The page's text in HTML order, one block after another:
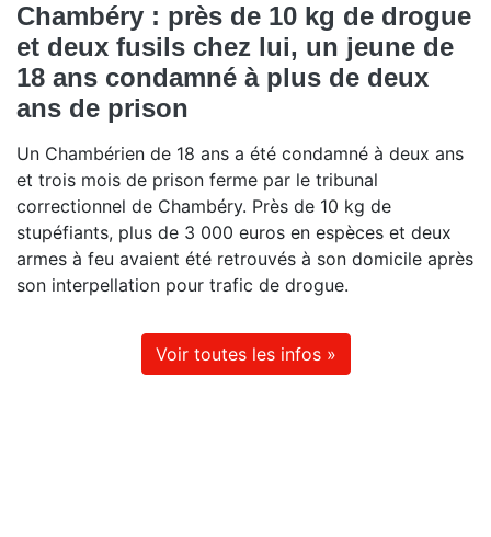
Chambéry : près de 10 kg de drogue
et deux fusils chez lui, un jeune de
18 ans condamné à plus de deux
ans de prison
Un Chambérien de 18 ans a été condamné à deux ans
et trois mois de prison ferme par le tribunal
correctionnel de Chambéry. Près de 10 kg de
stupéfiants, plus de 3 000 euros en espèces et deux
armes à feu avaient été retrouvés à son domicile après
son interpellation pour trafic de drogue.
Voir toutes les infos »